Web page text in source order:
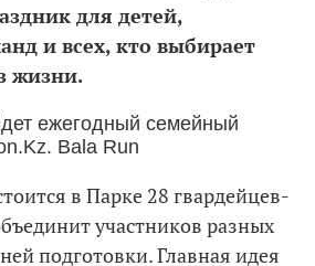
для детей,
и всех, кто выбирает
жизни.
в Парке 28 гвардейцев-
участников разных
подготовки. Главная идея